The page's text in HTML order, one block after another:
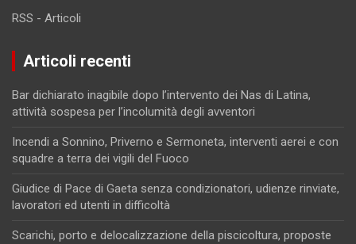
RSS - Articoli
Articoli recenti
Bar dichiarato inagibile dopo l’intervento dei Nas di Latina,
attività sospesa per l’incolumità degli avventori
Incendi a Sonnino, Priverno e Sermoneta, interventi aerei e con
squadre a terra dei vigili del Fuoco
Giudice di Pace di Gaeta senza condizionatori, udienze rinviate,
lavoratori ed utenti in difficoltà
Scarichi, porto e delocalizzazione della piscicoltura, proposte